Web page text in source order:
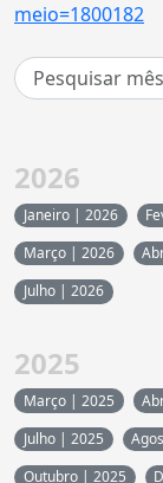
meio=1800182
2026
Janeiro | 2026
Março | 2026
Julho | 2026
2025
Março | 2025
Julho | 2025
Outubro | 2025